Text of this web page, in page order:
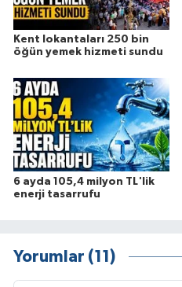
Kent lokantaları 250 bin
öğün yemek hizmeti sundu
6 ayda 105,4 milyon TL'lik
enerji tasarrufu
Yorumlar (11)